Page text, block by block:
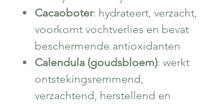
Cacaoboter: hydrateert, verzacht,
voorkomt vochtverlies en bevat
beschermende antioxidanten
Calendula (goudsbloem): werkt
ontstekingsremmend,
verzachtend, herstellend en